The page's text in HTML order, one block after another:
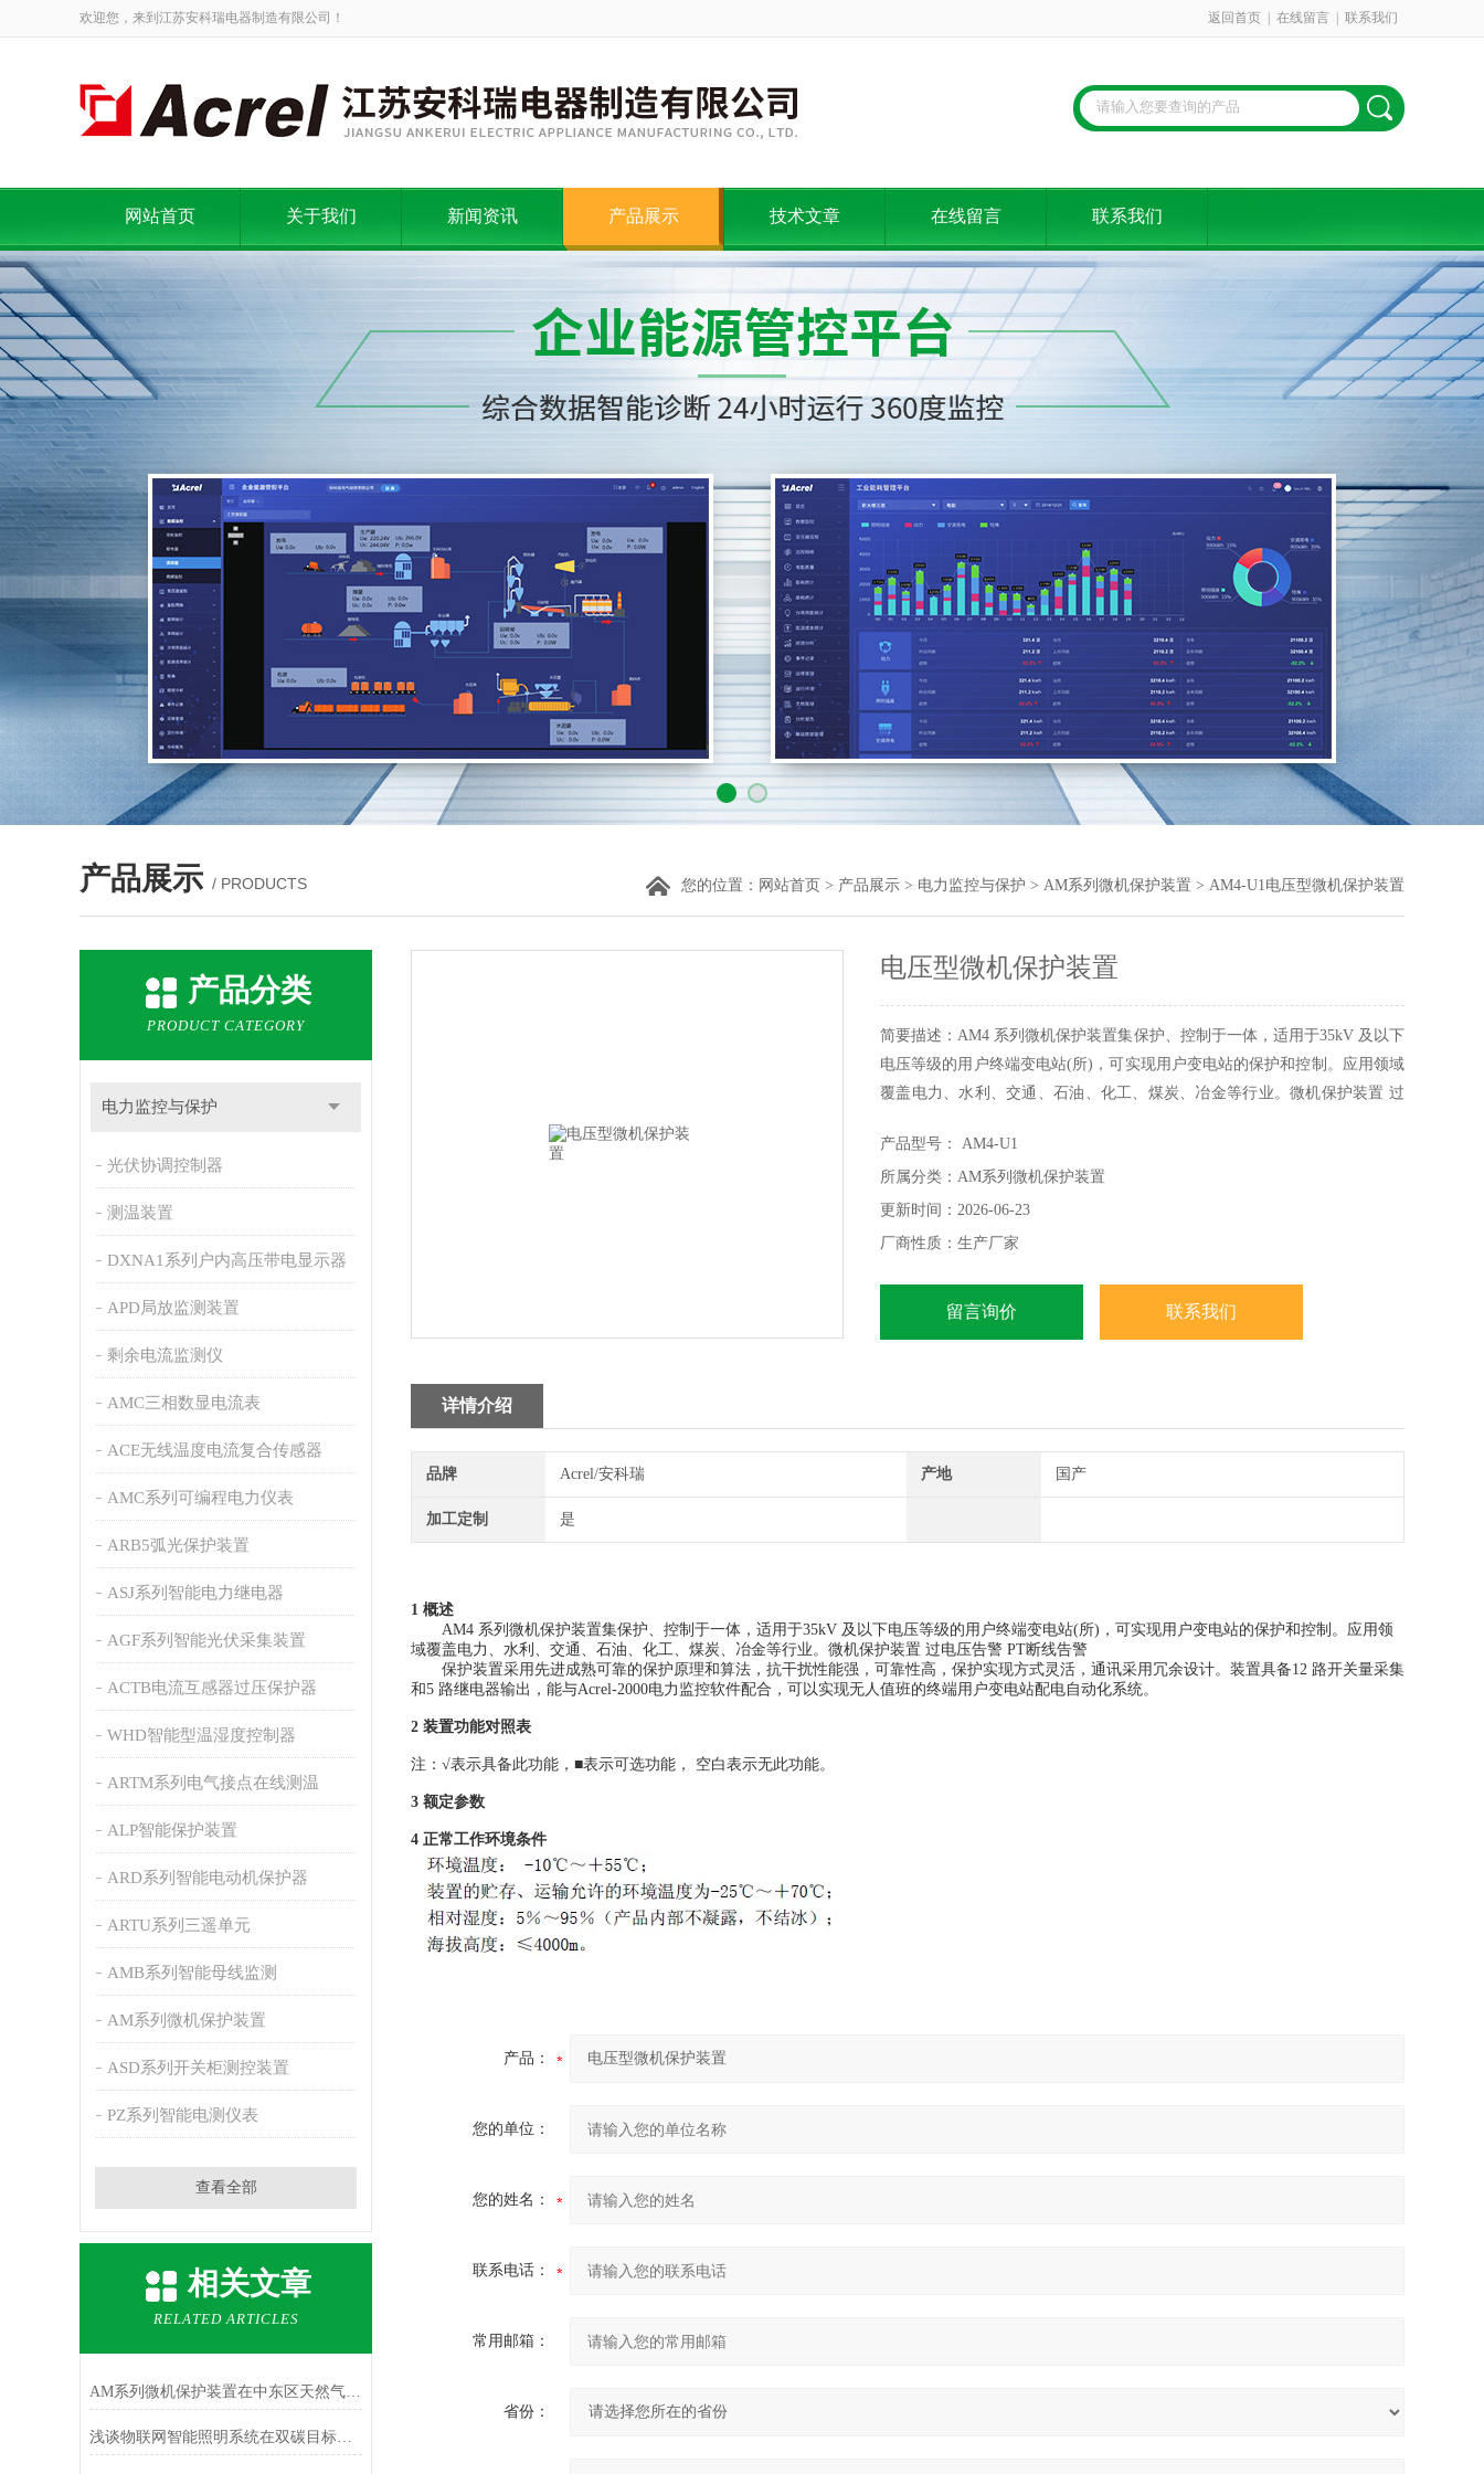
欢迎您，来到江苏安科瑞电器制造有限公司！ 返回首页 在线留言 联系我们
网站首页 关于我们 新闻资讯 产品展示 技术文章 在线留言 联系我们
产品展示 / PRODUCTS 您的位置： 网站首页 > 产品展示 > 电力监控与保护 > AM系列微机保护装置 > AM4-U1电压型微机保护装置
产品分类
PRODUCT CATEGORY
电力监控与保护
光伏协调控制器
测温装置
DXNA1系列户内高压带电显示器
APD局放监测装置
剩余电流监测仪
AMC三相数显电流表
ACE无线温度电流复合传感器
AMC系列可编程电力仪表
ARB5弧光保护装置
ASJ系列智能电力继电器
AGF系列智能光伏采集装置
ACTB电流互感器过压保护器
WHD智能型温湿度控制器
ARTM系列电气接点在线测温
ALP智能保护装置
ARD系列智能电动机保护器
ARTU系列三遥单元
AMB系列智能母线监测
AM系列微机保护装置
ASD系列开关柜测控装置
PZ系列智能电测仪表
查看全部
相关文章
RELATED ARTICLES
AM系列微机保护装置在中东区天然气回收站配电工程中的应用
浅谈物联网智能照明系统在双碳目标下的研究与设计
电压型微机保护装置
简要描述：AM4 系列微机保护装置集保护、控制于一体，适用于35kV 及以下
电压等级的用户终端变电站(所)，可实现用户变电站的保护和控制。应用领域
覆盖电力、水利、交通、石油、化工、煤炭、冶金等行业。微机保护装置 过
性能强，可靠性高，保护实现方式灵活，通讯采用冗余设计。电压型微机保
护装置
产品型号： AM4-U1
所属分类：AM系列微机保护装置
更新时间：2026-06-23
厂商性质：生产厂家
留言询价 联系我们
详情介绍
品牌 Acrel/安科瑞 产地 国产
加工定制 是
1 概述
AM4 系列微机保护装置集保护、控制于一体，适用于35kV 及以下电压等级的用户终端变电站(所)，可实现用户变电站的保护和控制。应用领
域覆盖电力、水利、交通、石油、化工、煤炭、冶金等行业。 微机保护装置 过电压告警 PT断线告警
保护装置采用先进成熟可靠的保护原理和算法，抗干扰性能强，可靠性高，保护实现方式灵活，通讯采用冗余设计。装置具备12 路开关量采集
和5 路继电器输出，能与Acrel-2000电力监控软件配合，可以实现无人值班的终端用户变电站配电自动化系统。
2 装置功能对照表
注：√表示具备此功能，■表示可选功能， 空白表示无此功能。
3 额定参数
4 正常工作环境条件
产品：
您的单位：
您的姓名：
联系电话：
常用邮箱：
省份：